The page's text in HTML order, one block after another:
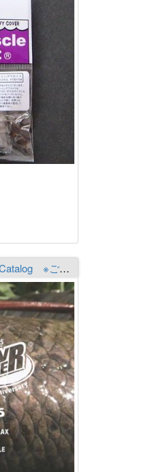
Ratty Twister 2025 Catalog ※ご注文はおひとり様1部までとなります。必ず商品詳細をご覧の上ご注文下さい。